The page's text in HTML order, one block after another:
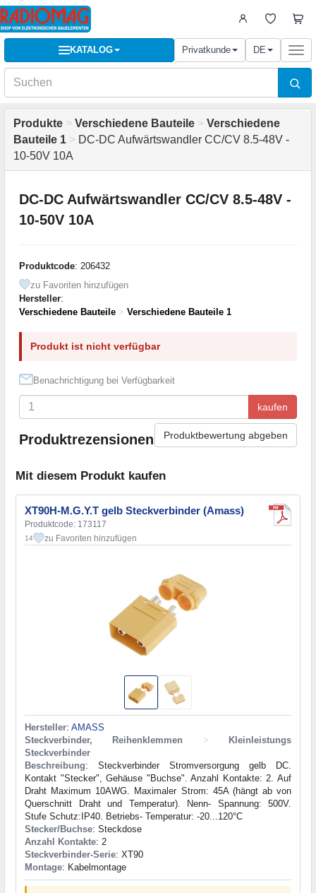
KATALOG Privatkunde DE
Produkte > Verschiedene Bauteile > Verschiedene
Bauteile 1 > DC-DC Aufwärtswandler CC/CV 8.5-48V -
10-50V 10A
DC-DC Aufwärtswandler CC/CV 8.5-48V -
10-50V 10A
Produktcode: 206432
zu Favoriten hinzufügen
Hersteller:
Verschiedene Bauteile > Verschiedene Bauteile 1
Produkt ist nicht verfügbar
Benachrichtigung bei Verfügbarkeit
kaufen
Produktrezensionen Produktbewertung abgeben
Mit diesem Produkt kaufen
XT90H-M.G.Y.T gelb Steckverbinder (Amass)
Produktcode: 173117
14 zu Favoriten hinzufügen
Hersteller: AMASS
Steckverbinder, Reihenklemmen
>
Kleinleistungs
Steckverbinder
Beschreibung: Steckverbinder Stromversorgung gelb DC.
Kontakt "Stecker", Gehäuse "Buchse". Anzahl Kontakte: 2. Auf
Draht Maximum 10AWG. Maximaler Strom: 45A (hängt ab von
Querschnitt Draht und Temperatur). Nenn- Spannung: 500V.
Stufe Schutz:IP40. Betriebs- Temperatur: -20...120°C
Stecker/Buchse: Steckdose
Anzahl Kontakte: 2
Steckverbinder-Serie: XT90
Montage: Kabelmontage